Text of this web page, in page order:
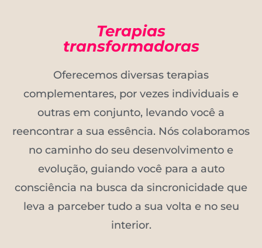
Terapias
transformadoras
Oferecemos diversas terapias
complementares, por vezes individuais e
outras em conjunto, levando você a
reencontrar a sua essência. Nós colaboramos
no caminho do seu desenvolvimento e
evolução, guiando você para a auto
consciência na busca da sincronicidade que
leva a parceber tudo a sua volta e no seu
interior.